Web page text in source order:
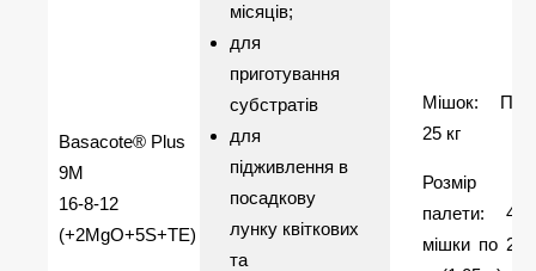
Basacote® Plus
9M
16-8-12
(+2MgO+5S+TE)
місяців;
для
приготування
субстратів
для
підживлення в
посадкову
лунку квіткових
та
Мішок: ПЕ
25 кг
Розмір
палети: 42
мішки по 25